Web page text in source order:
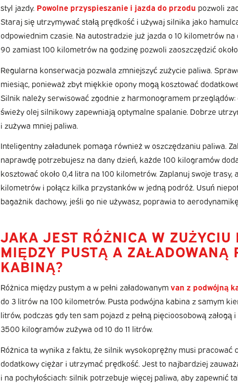
styl jazdy. Powolne przyspieszanie i jazda do przodu pozwoli
Staraj się utrzymywać stałą prędkość i używaj silnika jako
odpowiednim czasie. Na autostradzie już jazda o 10 kilometrów
90 zamiast 100 kilometrów na godzinę pozwoli zaoszczędzić
Regularna konserwacja pozwala zmniejszyć zużycie paliwa.
miesiąc, ponieważ zbyt miękkie opony mogą kosztować
Silnik należy serwisować zgodnie z harmonogramem
świeży olej silnikowy zapewniają optymalne spalanie. Dobrze
i zużywa mniej paliwa.
Inteligentny załadunek pomaga również w oszczędzaniu paliwa.
naprawdę potrzebujesz na dany dzień, każde 100 kilogramów
kosztować około 0,4 litra na 100 kilometrów. Zaplanuj swoje
kilometrów i połącz kilka przystanków w jedną podróż. Usuń
bagażnik dachowy, jeśli go nie używasz, poprawia to
JAKA JEST RÓŻNICA W ZUŻYCIU
MIĘDZY PUSTĄ A ZAŁADOWANĄ
KABINĄ?
Różnica między pustym a w pełni załadowanym van z podwójną
do 3 litrów na 100 kilometrów. Pusta podwójna kabina z samym
litrów, podczas gdy ten sam pojazd z pełną pięcioosobową załogą
3500 kilogramów zużywa od 10 do 11 litrów.
Różnica ta wynika z faktu, że silnik wysokoprężny musi pracować
dodatkowy ciężar i utrzymać prędkość. Jest to najbardziej
i na pochyłościach: silnik potrzebuje więcej paliwa, aby zapewnić